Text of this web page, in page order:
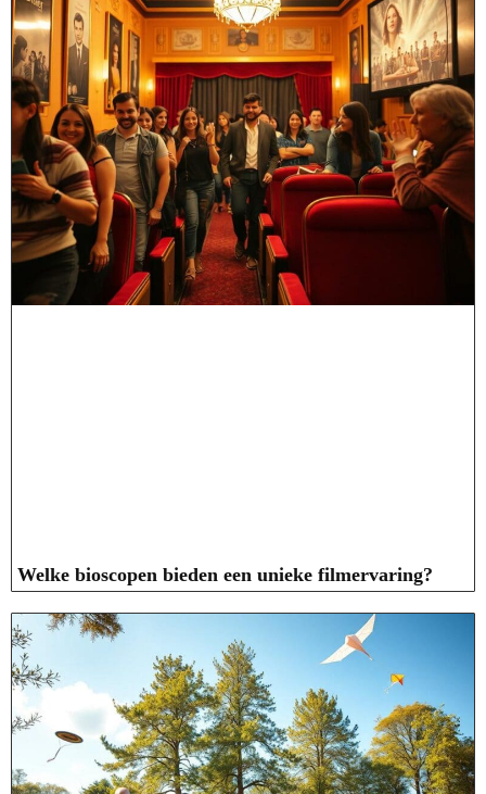
Welke bioscopen bieden een unieke filmervaring?